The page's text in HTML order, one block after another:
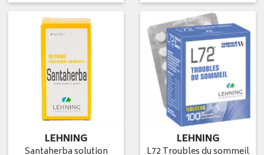
LEHNING
Santaherba solution
LEHNING
L72 Troubles du sommeil